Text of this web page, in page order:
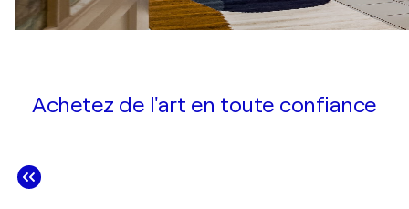
Achetez de l'art en toute confiance